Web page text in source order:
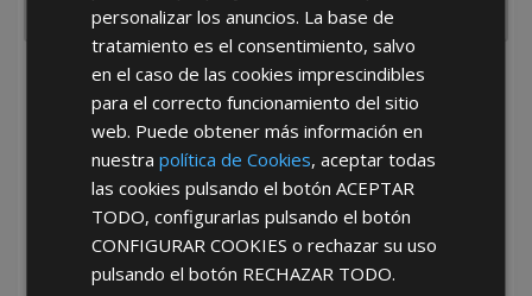
He leído y acepto laPolítica de Privacidad
*Abstenerse particulares, sólo venta a tiendas y empresas minoristas y
personalizar los anuncios. La base de
tratamiento es el consentimiento, salvo
en el caso de las cookies imprescindibles
para el correcto funcionamiento del sitio
web. Puede obtener más información en
nuestrapolítica de Cookies, aceptar todas
las cookies pulsando el botónACEPTAR
TODO, configurarlas pulsando el botón
CONFIGURAR COOKIES o rechazar su uso
pulsando el botón RECHAZAR TODO.